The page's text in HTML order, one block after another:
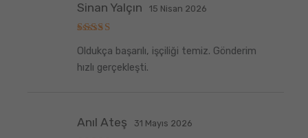
üzerinden
5
oy aldı
Sinan Yalçın 15 Nisan 2026
Oldukça başarılı, işçiliği temiz. Gönderim
hızlı gerçekleşti.
Anıl Ateş 31 Mayıs 2026